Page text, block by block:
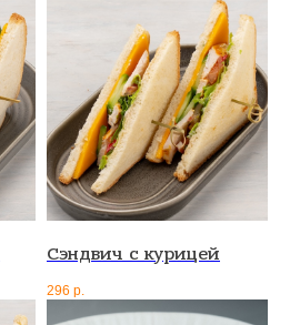
Сэндвич с курицей
296 р.